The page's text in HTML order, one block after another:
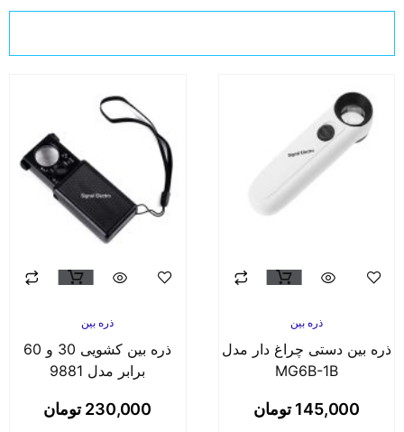
ذره بین
بین دستی چراغ دار مدل
MG6B-1B
145,000تومان
ذره بین
ذره بین کشویی 30 و 60
برابر مدل 9881
230,000تومان